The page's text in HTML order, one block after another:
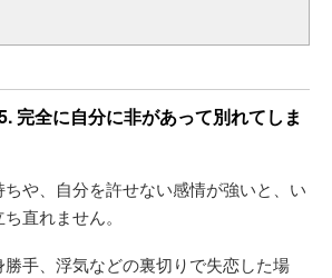
完全に自分に非があって別れてしま
や、自分を許せない感情が強いと、い
直れません。
手、浮気などの裏切りで失恋した場